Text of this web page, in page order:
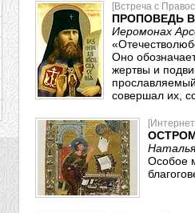
[Встреча с
ПРОПОВЕДЬ
Иеромонах
Оно
жертвы и
совершал их,
Особое